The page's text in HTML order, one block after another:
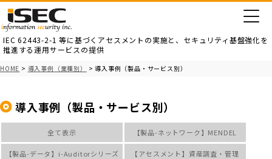
IEC 62443-2-1 等に基づくアセスメントの実施と、 セキュリティ基盤強化を
推進する運用サービスの提供
HOME > 導入事例（業種別） > 導入事例（製品・サービス別）
導入事例（製品・サービス別）
全て表示 【製品-ネットワーク】MENDEL
【製品-データ】i-Auditorシリーズ 【アセスメント】資産調査・管理